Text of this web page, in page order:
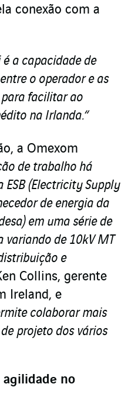
conexão com a
a capacidade de
o operador e as
facilitar ao
na Irlanda.“
a Omexom
de trabalho há
(Electricity Supply
de energia da
em uma série de
variando de 10kV MT
e
Collins, gerente
Ireland, e
colaborar mais
projeto dos vários
agilidade no